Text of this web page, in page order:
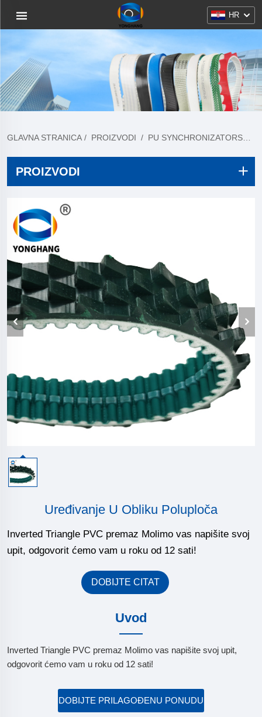
HR
GLAVNA STRANICA / PROIZVODI / PU SYNCHRONIZATORSKE GUME
PROIZVODI
Uređivanje U Obliku Poluploča
Inverted Triangle PVC premaz Molimo vas napišite svoj
upit, odgovorit ćemo vam u roku od 12 sati!
DOBIJTE CITAT
Uvod
Inverted Triangle PVC premaz Molimo vas napišite svoj upit,
odgovorit ćemo vam u roku od 12 sati!
DOBIJTE PRILAGOĐENU PONUDU